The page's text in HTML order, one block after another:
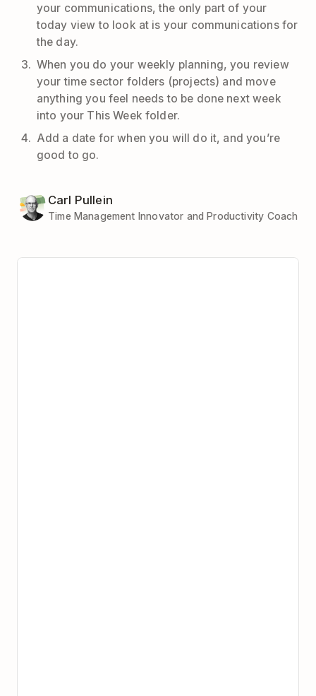
your communications, the only part of your
today view to look at is your communications for
the day.
When you do your weekly planning, you review
your time sector folders (projects) and move
anything you feel needs to be done next week
into your This Week folder.
Add a date for when you will do it, and you’re
good to go.
Carl Pullein
Time Management Innovator and Productivity Coach